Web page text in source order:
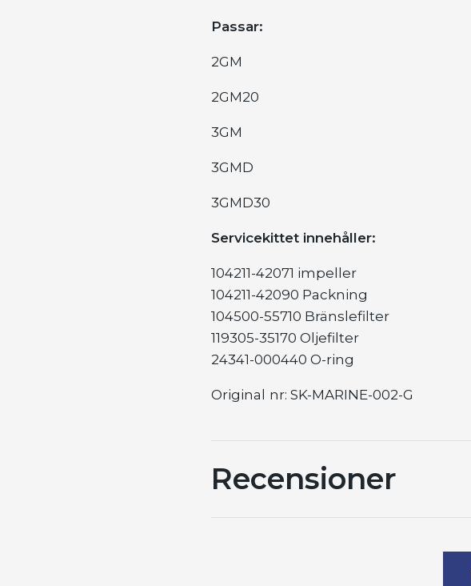
Passar:
2GM
2GM20
3GM
3GMD
3GMD30
Servicekittet innehåller:
104211-42071 impeller
104211-42090 Packning
104500-55710 Bränslefilter
119305-35170 Oljefilter
24341-000440 O-ring
Original nr: SK-MARINE-002-G
Recensioner